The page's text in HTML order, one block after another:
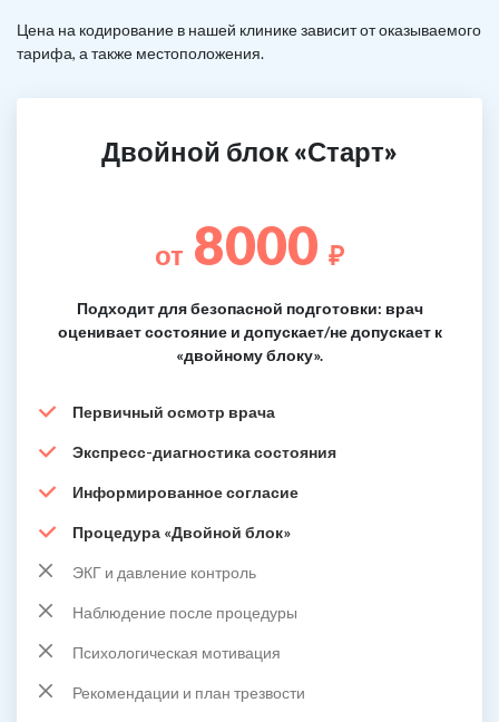
Цена на кодирование в нашей клинике зависит от оказываемого
тарифа, а также местоположения.
Двойной блок «Старт»
от 8000 ₽
Подходит для безопасной подготовки: врач
оценивает состояние и допускает/не допускает к
«двойному блоку».
Первичный осмотр врача
Экспресс-диагностика состояния
Информированное согласие
Процедура «Двойной блок»
ЭКГ и давление контроль
Наблюдение после процедуры
Психологическая мотивация
Рекомендации и план трезвости